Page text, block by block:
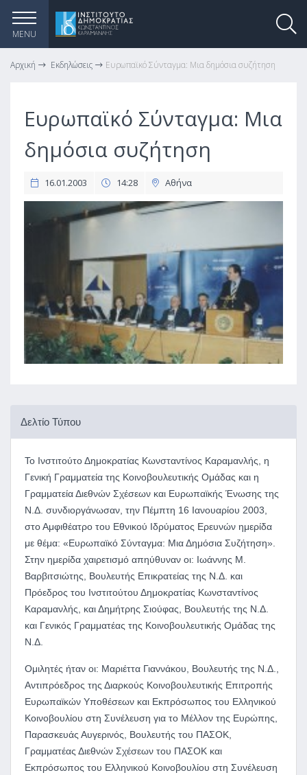
MENU
Αρχική Εκδηλώσεις Ευρωπαϊκό Σύνταγμα: Μια δημόσια συζήτηση
Ευρωπαϊκό Σύνταγμα: Μια
δημόσια συζήτηση
16.01.2003 14:28 Αθήνα
Δελτίο Τύπου
Το Ινστιτούτο Δημοκρατίας Κωνσταντίνος Καραμανλής, η
Γενική Γραμματεία της Κοινοβουλευτικής Ομάδας και η
Γραμματεία Διεθνών Σχέσεων και Ευρωπαϊκής Ένωσης της
Ν.Δ. συνδιοργάνωσαν, την Πέμπτη 16 Ιανουαρίου 2003,
στο Αμφιθέατρο του Εθνικού Ιδρύματος Ερευνών ημερίδα
με θέμα: «Ευρωπαϊκό Σύνταγμα: Μια Δημόσια Συζήτηση».
Στην ημερίδα χαιρετισμό απηύθυναν οι: Ιωάννης Μ.
Βαρβιτσιώτης, Βουλευτής Επικρατείας της Ν.Δ. και
Πρόεδρος του Ινστιτούτου Δημοκρατίας Κωνσταντίνος
Καραμανλής, και Δημήτρης Σιούφας, Βουλευτής της Ν.Δ.
και Γενικός Γραμματέας της Κοινοβουλευτικής Ομάδας της
Ν.Δ.
Ομιλητές ήταν οι: Μαριέττα Γιαννάκου, Βουλευτής της Ν.Δ.,
Αντιπρόεδρος της Διαρκούς Κοινοβουλευτικής Επιτροπής
Ευρωπαϊκών Υποθέσεων και Εκπρόσωπος του Ελληνικού
Κοινοβουλίου στη Συνέλευση για το Μέλλον της Ευρώπης,
Παρασκευάς Αυγερινός, Βουλευτής του ΠΑΣΟΚ,
Γραμματέας Διεθνών Σχέσεων του ΠΑΣΟΚ και
Εκπρόσωπος του Ελληνικού Κοινοβουλίου στη Συνέλευση